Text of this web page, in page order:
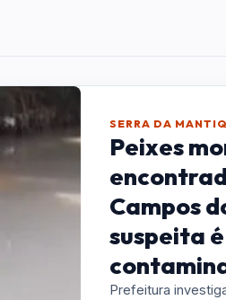
SERRA DA
Peixes
Campos
suspeita
Prefeitura